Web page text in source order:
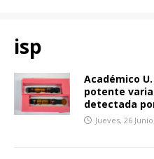
isp
Académico
potente
detectada
Jueves, 26